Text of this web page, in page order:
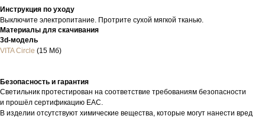
Инструкция по уходу
Выключите электропитание. Протрите сухой мягкой тканью.
Материалы для скачивания
3d-модель
VITA Circle (15 Мб)
Безопасность и гарантия
Светильник протестирован на соответствие требованиям безопасности
и прошёл сертификацию EAC.
В изделии отсутствуют химические вещества, которые могут нанести вред